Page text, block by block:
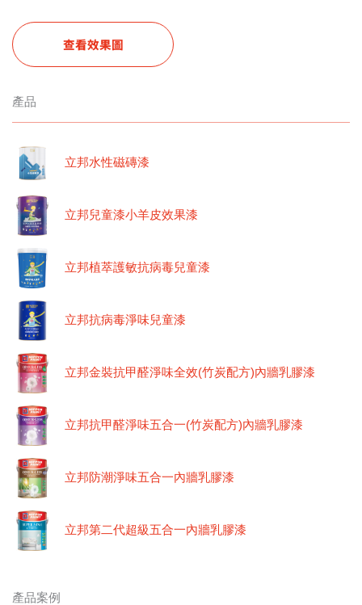
查看效果圖
產品
立邦水性磁磚漆
立邦兒童漆小羊皮效果漆
立邦植萃護敏抗病毒兒童漆
立邦抗病毒淨味兒童漆
立邦金裝抗甲醛淨味全效(竹炭配方)內牆乳膠漆
立邦抗甲醛淨味五合一(竹炭配方)內牆乳膠漆
立邦防潮淨味五合一內牆乳膠漆
立邦第二代超級五合一內牆乳膠漆
產品案例